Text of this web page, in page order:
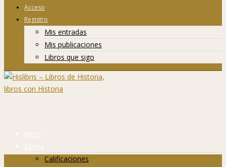
Acceso
Registro
Mis entradas
Mis publicaciones
Libros que sigo
Inicio
Libros
Calificaciones